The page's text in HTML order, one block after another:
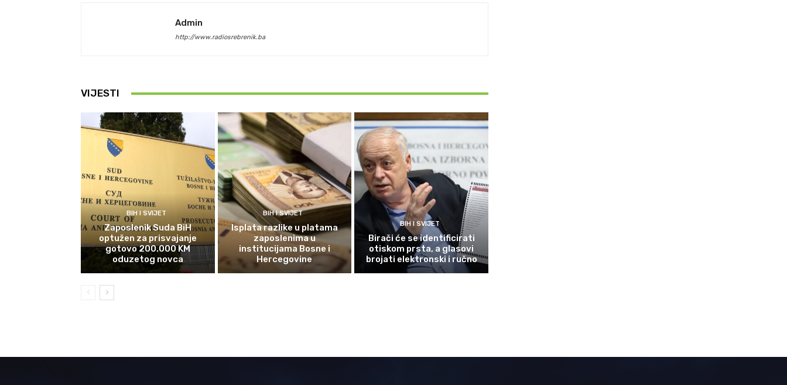
Admin
http://www.radiosrebrenik.ba
VIJESTI
BIH I SVIJET
Zaposlenik Suda BiH
optužen za prisvajanje
gotovo 200.000 KM
oduzetog novca
BIH I SVIJET
Isplata razlike u platama
zaposlenima u
institucijama Bosne i
Hercegovine
BIH I SVIJET
Birači će se identificirati
otiskom prsta, a glasovi
brojati elektronski i ručno